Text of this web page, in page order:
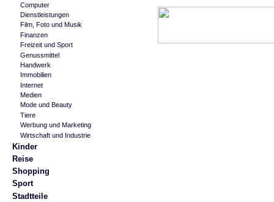
Computer
Dienstleistungen
Film, Foto und Musik
Finanzen
Freizeit und Sport
Genussmittel
Handwerk
Immobilien
Internet
Medien
Mode und Beauty
Tiere
Werbung und Marketing
Wirtschaft und Industrie
Kinder
Reise
Shopping
Sport
Stadtteile